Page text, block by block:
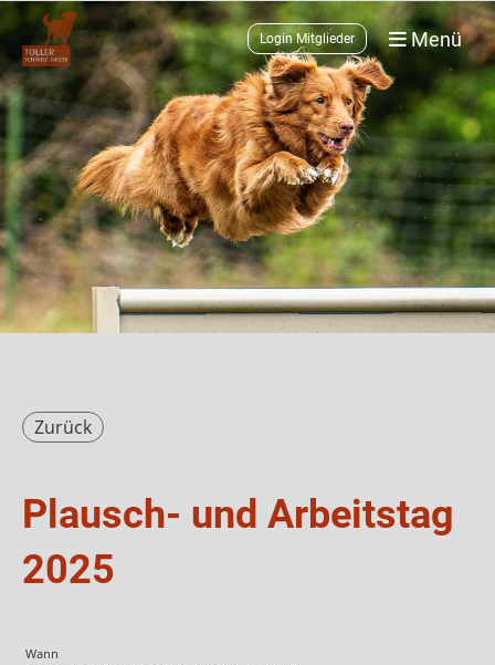
Login Mitglieder Menü
Zurück
Plausch- und Arbeitstag
2025
Wann